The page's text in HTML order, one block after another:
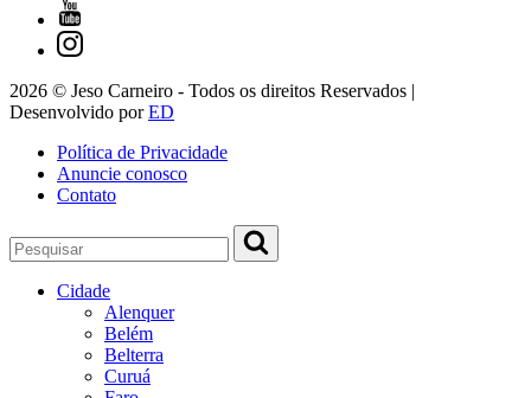
2026 © Jeso Carneiro - Todos os direitos Reservados |
Desenvolvido porED
Política de Privacidade
Anuncie conosco
Contato
Cidade
Alenquer
Belém
Belterra
Curuá